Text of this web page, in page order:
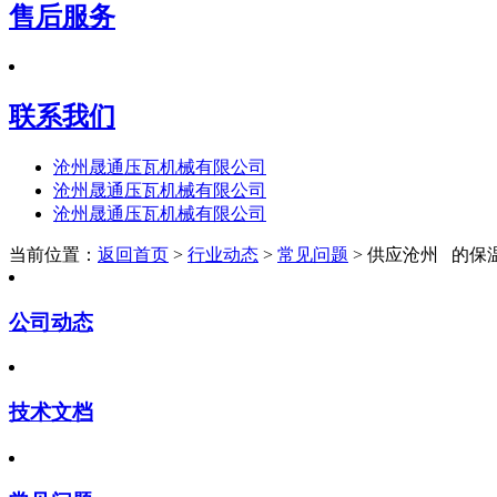
售后服务
联系我们
沧州晟通压瓦机械有限公司
沧州晟通压瓦机械有限公司
沧州晟通压瓦机械有限公司
当前位置： 返回首页 > 行业动态 > 常见问题 > 供应沧州 的保
公司动态
技术文档